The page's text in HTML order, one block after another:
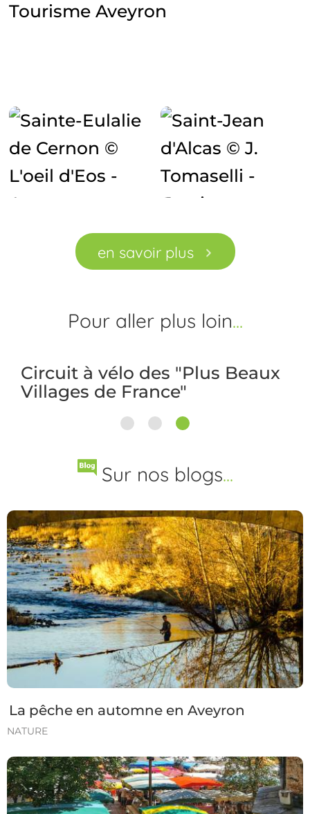
en savoir plus
Pour allerplus loin
Circuit à vélo des "Plus Beaux
Villages de France"
Sur nos blogs...
La pêche en automne en Aveyron
NATURE